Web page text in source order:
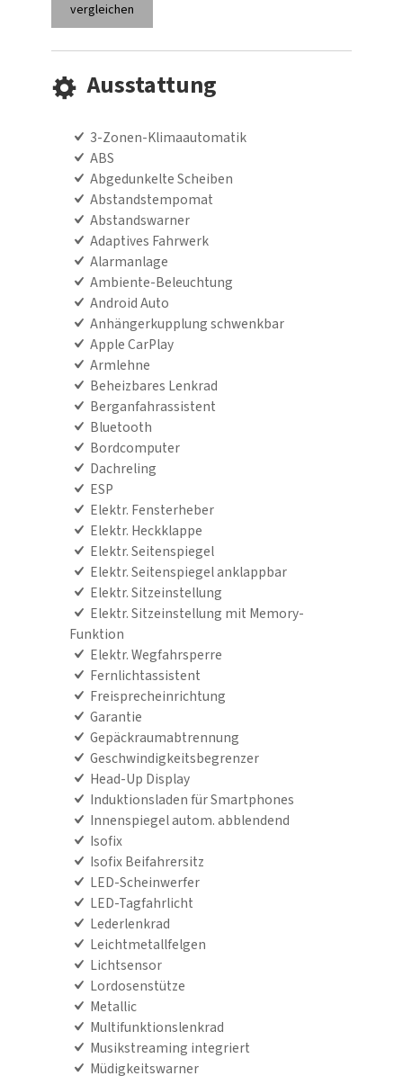
vergleichen
Ausstattung
3-Zonen-Klimaautomatik
ABS
Abgedunkelte Scheiben
Abstandstempomat
Abstandswarner
Adaptives Fahrwerk
Alarmanlage
Ambiente-Beleuchtung
Android Auto
Anhängerkupplung schwenkbar
Apple CarPlay
Armlehne
Beheizbares Lenkrad
Berganfahrassistent
Bluetooth
Bordcomputer
Dachreling
ESP
Elektr. Fensterheber
Elektr. Heckklappe
Elektr. Seitenspiegel
Elektr. Seitenspiegel anklappbar
Elektr. Sitzeinstellung
Elektr. Sitzeinstellung mit Memory-
Funktion
Elektr. Wegfahrsperre
Fernlichtassistent
Freisprecheinrichtung
Garantie
Gepäckraumabtrennung
Geschwindigkeitsbegrenzer
Head-Up Display
Induktionsladen für Smartphones
Innenspiegel autom. abblendend
Isofix
Isofix Beifahrersitz
LED-Scheinwerfer
LED-Tagfahrlicht
Lederlenkrad
Leichtmetallfelgen
Lichtsensor
Lordosenstütze
Metallic
Multifunktionslenkrad
Musikstreaming integriert
Müdigkeitswarner